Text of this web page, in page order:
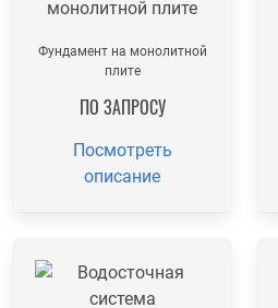
Фундамент на монолитной
плите
ПО ЗАПРОСУ
Посмотреть
описание